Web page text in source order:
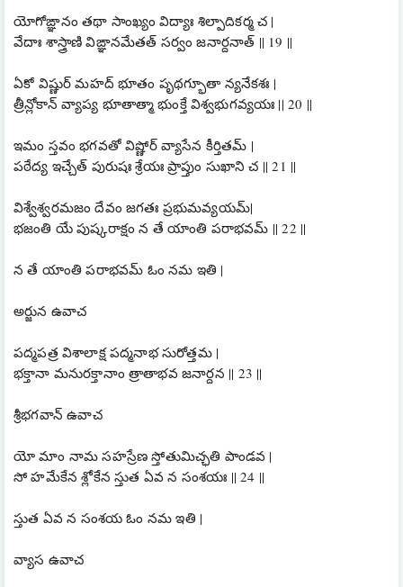
యోగోఙ్ఞానం తథా సాంఖ్యం విద్యాః శిల్పాదికర్మ చ |
వేదాః శాస్త్రాణి విఙ్ఞానమేతత్ సర్వం జనార్దనాత్ || 19 ||
ఏకో విష్ణుర్ మహద్ భూతం పృథగ్భూతా న్యనేకశః |
త్రీన్లోకాన్ వ్యాప్య భూతాత్మా భుంక్తే విశ్వభుగవ్యయః || 20 ||
ఇమం స్తవం భగవతో విష్ణోర్ వ్యాసేన కీర్తితమ్ |
పఠేద్య ఇచ్చేత్ పురుషః శ్రేయః ప్రాప్తుం సుఖాని చ || 21 ||
విశ్వేశ్వరమజం దేవం జగతః ప్రభుమవ్యయమ్|
భజంతి యే పుష్కరాక్షం న తే యాంతి పరాభవమ్ || 22 ||
న తే యాంతి పరాభవమ్ ఓం నమ ఇతి |
అర్జున ఉవాచ
పద్మపత్ర విశాలాక్ష పద్మనాభ సురోత్తమ |
భక్తానా మనురక్తానాం త్రాతాభవ జనార్దన || 23 ||
శ్రీభగవాన్ ఉవాచ
యో మాం నామ సహస్రేణ స్తోతుమిచ్ఛతి పాండవ |
సో హమేకేన శ్లోకేన స్తుత ఏవ న సంశయః || 24 ||
స్తుత ఏవ న సంశయ ఓం నమ ఇతి |
వ్యాస ఉవాచ